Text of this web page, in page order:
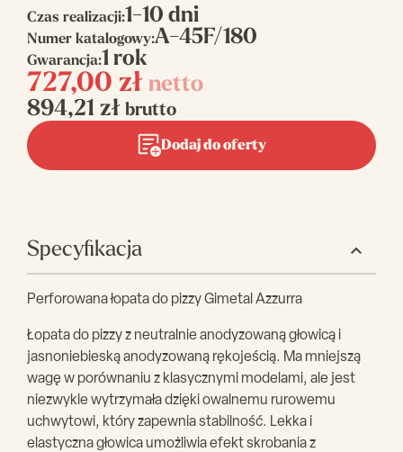
Czas realizacji:1-10 dni
Numer katalogowy:A-45F/180
Gwarancja:1 rok
727,00 zł netto
894,21 zł brutto
Dodaj do oferty
Specyfikacja
Perforowana łopata do pizzy Gimetal Azzurra
Łopata do pizzy z neutralnie anodyzowaną głowicą i
jasnoniebieską anodyzowaną rękojeścią. Ma mniejszą
wagę w porównaniu z klasycznymi modelami, ale jest
niezwykle wytrzymała dzięki owalnemu rurowemu
uchwytowi, który zapewnia stabilność. Lekka i
elastyczna głowica umożliwia efekt skrobania z